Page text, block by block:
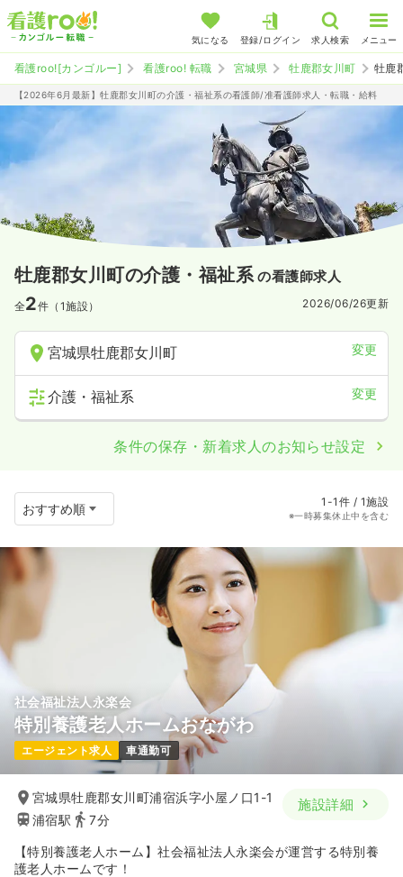
気になる 登録/ログイン 求人検索 メニュー
看護roo![カンゴルー] 看護roo! 転職 宮城県 牡鹿郡女川町 牡鹿
【2026年6月最新】牡鹿郡女川町の介護・福祉系の看護師/准看護師求人・転職・給料
牡鹿郡女川町の介護・福祉系 の看護師求人
全2件（1施設） 2026/06/26更新
宮城県牡鹿郡女川町 変更
介護・福祉系 変更
条件の保存・新着求人のお知らせ設定
1-1件 / 1施設
※一時募集休止中を含む
社会福祉法人永楽会
特別養護老人ホームおながわ
エージェント求人 車通勤可
宮城県牡鹿郡女川町浦宿浜字小屋ノ口1-1
浦宿駅
7分
施設詳細
【特別養護老人ホーム】社会福祉法人永楽会が運営する特別養
護老人ホームです！